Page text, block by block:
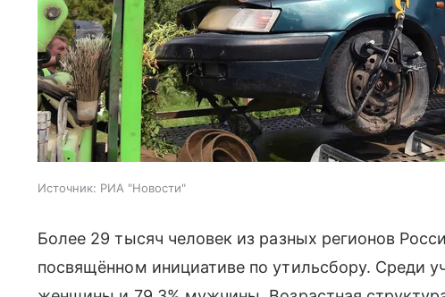
Источник: РИА "Новости"
Более 29 тысяч человек из разных регионов
посвящённом инициативе по утильсбору. Среди